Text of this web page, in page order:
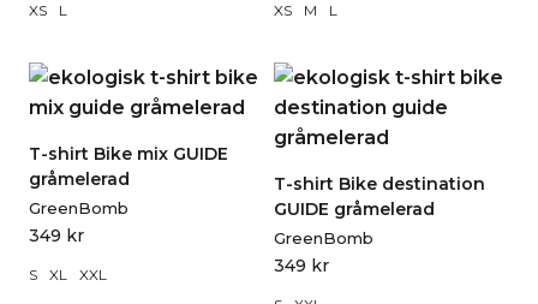
XS L XS M L
T-shirt Bike mix GUIDE
gråmelerad
GreenBomb
349 kr
S XL XXL
T-shirt Bike destination
GUIDE gråmelerad
GreenBomb
349 kr